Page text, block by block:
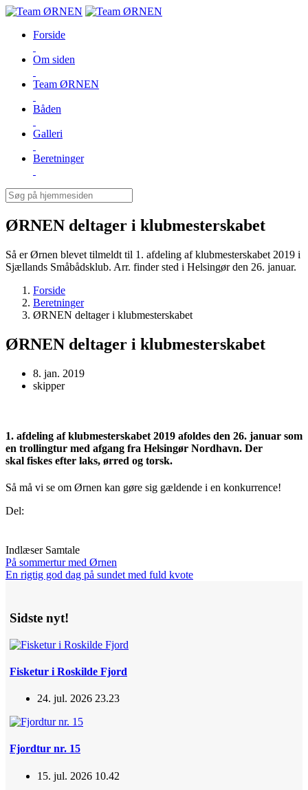
Forside
Om siden
Team ØRNEN
Båden
Galleri
Beretninger
ØRNEN deltager i klubmesterskabet
Så er Ørnen blevet tilmeldt til 1. afdeling af klubmesterskabet 2019 i
Sjællands Småbådsklub. Arr. finder sted i Helsingør den 26. januar.
Forside
Beretninger
ØRNEN deltager i klubmesterskabet
ØRNEN deltager i klubmesterskabet
8. jan. 2019
skipper
1. afdeling af klubmesterskabet 2019 afoldes den 26. januar som
en trollingtur med afgang fra Helsingør Nordhavn. Der
skal fiskes efter laks, ørred og torsk.
Så må vi se om Ørnen kan gøre sig gældende i en konkurrence!
Del:
Indlæser Samtale
På sommertur med Ørnen
En rigtig god dag på sundet med fuld kvote
Sidste nyt!
Fisketur i Roskilde Fjord
24. jul. 2026 23.23
Fjordtur nr. 15
15. jul. 2026 10.42